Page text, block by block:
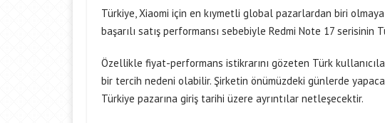
Türkiye, Xiaomi için en kıymetli global pazarlardan biri
başarılı satış performansı sebebiyle Redmi Note 17 serisinin
Özellikle fiyat-performans istikrarını gözeten Türk
bir tercih nedeni olabilir. Şirketin önümüzdeki günlerde
Türkiye pazarına giriş tarihi üzere ayrıntılar netleşecektir.